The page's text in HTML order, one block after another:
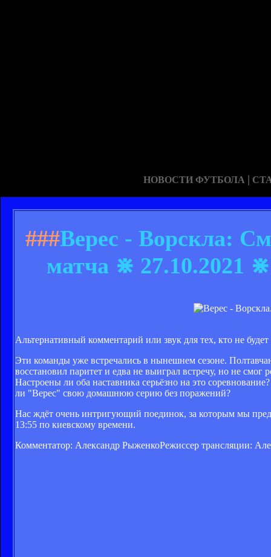
НОВОСТИ ФУТБОЛА |
###Верес - Ворскла:
матча ⋇ 27.10.2021
Альтернативный комментарий или звук для тех, кто не
Эти команды уже встречались в нынешнем сезоне.
восстановил паритет и едва не выиграл встречу, но не смог
Настроены ли оба наставника серьёзно на это
ли "Верес" свою домашнюю серию без поражений?
Нас ждёт очень интригующий поединок, за которым мы
13:55 по киевскому времени.
Комментатор: Александр РыженкоРежиссер трансляции: